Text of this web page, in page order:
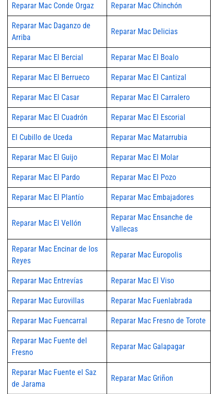
Reparar Mac Conde Orgaz Reparar Mac Chinchón
Reparar Mac Daganzo de
Arriba
Reparar Mac Delicias
Reparar Mac El Bercial Reparar Mac El Boalo
Reparar Mac El Berrueco Reparar Mac El Cantizal
Reparar Mac El Casar Reparar Mac El Carralero
Reparar Mac El Cuadrón Reparar Mac El Escorial
El Cubillo de Uceda Reparar Mac Matarrubia
Reparar Mac El Guijo Reparar Mac El Molar
Reparar Mac El Pardo Reparar Mac El Pozo
Reparar Mac El Plantío Reparar Mac Embajadores
Reparar Mac El Vellón
Reparar Mac Ensanche de
Vallecas
Reparar Mac Encinar de los
Reyes
Reparar Mac Europolis
Reparar Mac Entrevías Reparar Mac El Viso
Reparar Mac Eurovillas Reparar Mac Fuenlabrada
Reparar Mac Fuencarral Reparar Mac Fresno de Torote
Reparar Mac Fuente del
Fresno
Reparar Mac Galapagar
Reparar Mac Fuente el Saz
de Jarama
Reparar Mac Griñon